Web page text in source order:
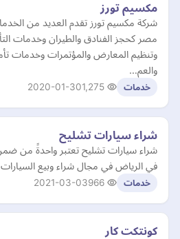
مكسيم تورز
شركة مكسيم تورز تقدم العديد من
مصر كحجز الفنادق والطيران وخدمات
وتنظيم المعارض والمؤتمرات وخدمات
والعم…
خدمات 2020-01-30
شراء سيارات تشليح
شراء سيارات تشليح تعتبر واحدةً من
في الرياض في مجال شراء وبيع السيارات
خدمات 2021-03-03
كونتكت كار